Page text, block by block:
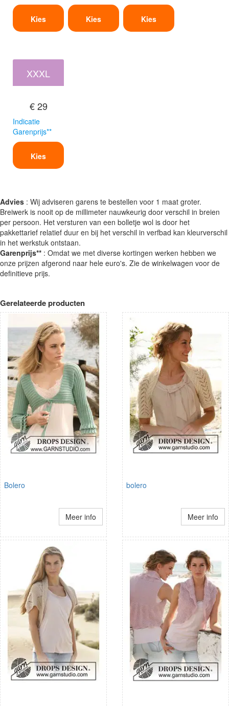
Kies Kies Kies
XXXL
€ 29
Indicatie
Garenprijs**
Kies
Advies : Wij adviseren garens te bestellen voor 1 maat groter.
Breiwerk is nooit op de millimeter nauwkeurig door verschil in breien
per persoon. Het versturen van een bolletje wol is door het
pakkettarief relatief duur en bij het verschil in verfbad kan kleurverschil
in het werkstuk ontstaan.
Garenprijs** : Omdat we met diverse kortingen werken hebben we
onze prijzen afgerond naar hele euro's. Zie de winkelwagen voor de
definitieve prijs.
Gerelateerde producten
Bolero
Meer info
bolero
Meer info